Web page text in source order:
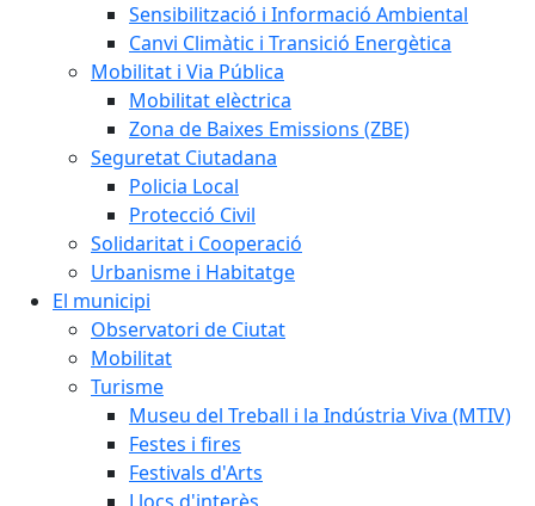
Sensibilització i Informació Ambiental
Canvi Climàtic i Transició Energètica
Mobilitat i Via Pública
Mobilitat elèctrica
Zona de Baixes Emissions (ZBE)
Seguretat Ciutadana
Policia Local
Protecció Civil
Solidaritat i Cooperació
Urbanisme i Habitatge
El municipi
Observatori de Ciutat
Mobilitat
Turisme
Museu del Treball i la Indústria Viva (MTIV)
Festes i fires
Festivals d'Arts